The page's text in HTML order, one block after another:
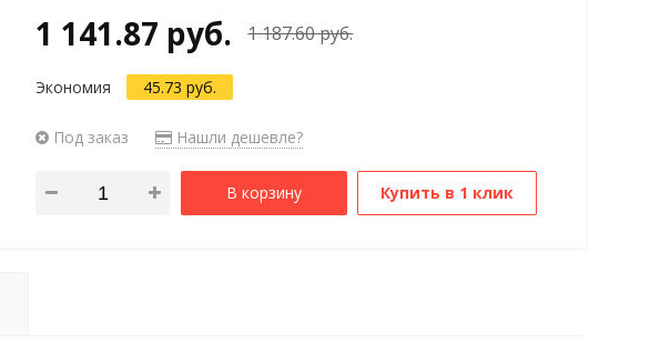
1 141.87 руб. 1 187.60 руб.
Экономия 45.73 руб.
Под заказ Нашли дешевле?
В корзину Купить в 1 клик